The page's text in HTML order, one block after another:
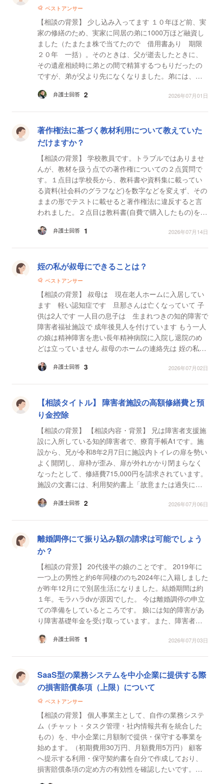
ベストアンサー
【相談の背景】 少し込み入ってます １０年ほど前、実
家の修繕のため、実家に同居の弟に1000万ほど融資し
ました（たまたま株で当てたので 借用書あり 期限
２０年 一括）。そのときは、父が逝去したときに、
その遺産相続時に弟との間で精算するつもりだったの
ですが、弟が父より先になくなりました。弟には、重
は、いず...
弁護士回答 2 2026年07月01日
著作権法に基づく教材利用について教えていた
だけますか？
【相談の背景】 学校教員です。トラブルではありませ
んが、教材を扱う点での著作権についての２点質問で
す。１点目は学校長から、教科書や資料集に載ってい
る資料(社会科のグラフなど)を数字などを変えず、その
ままの形でテストに載せると著作権法に違反すると言
われました。２点目は教科書(自費で購入したもの)をP
M)に読...弁護士回答 1 2026年07月14日
姪の私が叔母にできることは？
ベストアンサー
【相談の背景】 叔母は 現在老人ホームに入居してい
ます 軽い認知症です 旦那さんは亡くなっていて 子
供は2人です 一人目の息子は 生まれつきの知的障害で
障害者福祉施設で 成年後見人を付けています もう一人
の娘は精神障害を患い長年精神病院に入院し退院のめ
どは立っていません 叔母のホームの連絡先は 姪の私が
弁護士回答 3 2026年07月02日
【相談タイトル】 障害者施設の高額修繕費と預
り金控除
【相談の背景】 【相談内容・背景】 兄は障害者支援施
設に入所している知的障害者で、療育手帳A1です。施
設から、兄が令和8年2月7日に施設内トイレの扉を勢い
よく開閉し、扉枠が歪み、扉が外れかかり閉まらなく
なったとして、修繕費715,000円を請求されています。
施設の文書には、利用契約書上「故意または過失によ
う。...弁護士回答 2 2026年07月06日
離婚調停にて振り込み額の請求は可能でしょう
か？
【相談の背景】 20代後半の娘のことです。 2019年に
一つ上の男性と約6年同棲ののち2024年に入籍しました
が昨年12月にで別居生活になりました。結婚期間は約
１年。モラハラdvが原因でした。 今は離婚調停の申立
ての準備をしているところです。 娘には知的障害があ
り障害基礎年金を受け取っています。また、障害者雇
性...
弁護士回答 1 2026年07月03日
SaaS型の業務システムを中小企業に提供する際
の損害賠償条項（上限）について
ベストアンサー
【相談の背景】 個人事業主として、自作の業務システ
ム（チャット・タスク管理・社内情報共有を統合した
もの）を、中小企業に月額制で提供・保守する事業を
始めます。（初期費用30万円、月額費用5万円） 顧客
へ提示する利用・保守契約書を自分で作成しており、
損害賠償条項の定め方の有効性を確認したいです。